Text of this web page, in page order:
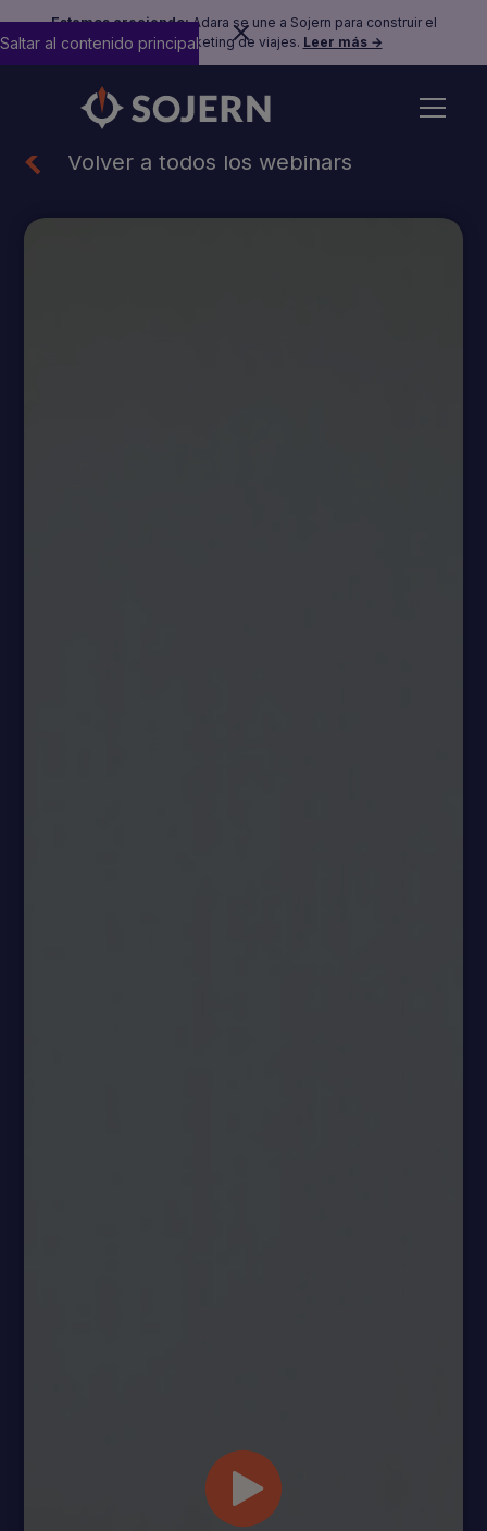
Estamos creciendo:Adara se une a Sojern para construir el
futuro del marketing de viajes. Leer más →
Saltar al contenido principal
Volver a todos los webinars